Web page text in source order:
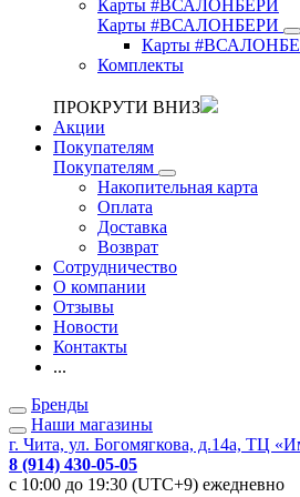
Карты #ВСАЛОНБЕРИ
Карты #ВСАЛОНБЕРИ
Карты
Комплекты
ПРОКРУТИ ВНИЗ
Акции
Покупателям
Покупателям
Накопительная карта
Оплата
Доставка
Возврат
Сотрудничество
О компании
Отзывы
Новости
Контакты
...
Бренды
Наши магазины
г. Чита, ул. Богомягкова, д.14а, ТЦ
8 (914) 430-05-05
с 10:00 до 19:30 (UTC+9) ежедневно